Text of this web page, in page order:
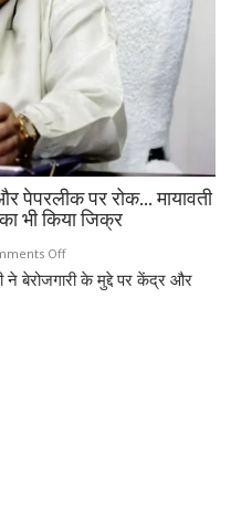
ने
बनाया
बायोसेंसर,
कुछ
खून
से
शुरुआती
खतरे
होगी
पहचान
पेपरलीक पर रोक… मायावती
भी किया जिक्र
Offon
हर
बेरोजगारी के मुद्दे पर केंद्र और